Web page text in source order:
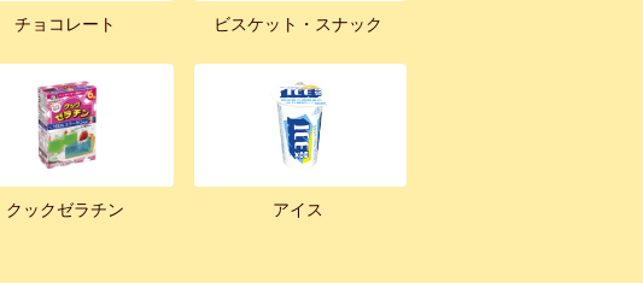
チョコレート ビスケット・スナック
クックゼラチン アイス